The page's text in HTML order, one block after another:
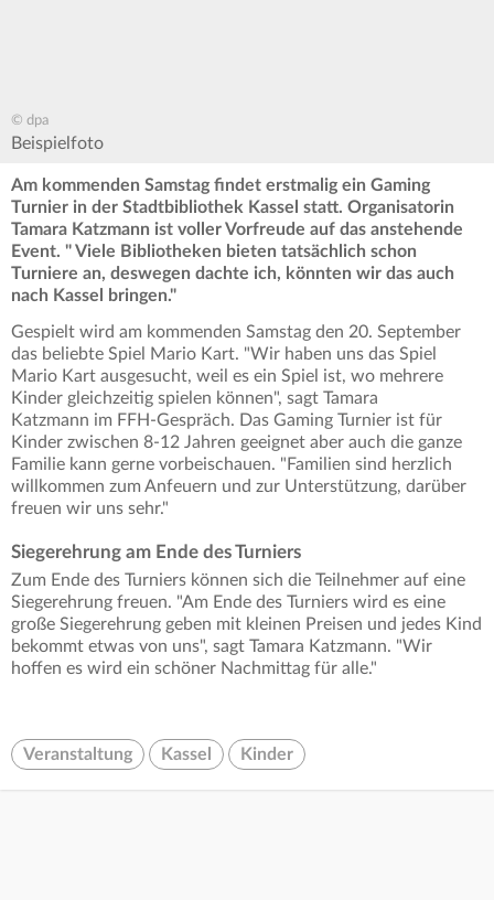
© dpa
Beispielfoto
Am kommenden Samstag findet erstmalig ein Gaming
Turnier in der Stadtbibliothek Kassel statt. Organisatorin
Tamara Katzmann ist voller Vorfreude auf das anstehende
Event. " Viele Bibliotheken bieten tatsächlich schon
Turniere an, deswegen dachte ich, könnten wir das auch
nach Kassel bringen."
Gespielt wird am kommenden Samstag den 20. September
das beliebte Spiel Mario Kart. "Wir haben uns das Spiel
Mario Kart ausgesucht, weil es ein Spiel ist, wo mehrere
Kinder gleichzeitig spielen können", sagt Tamara
Katzmann im FFH-Gespräch. Das Gaming Turnier ist für
Kinder zwischen 8-12 Jahren geeignet aber auch die ganze
Familie kann gerne vorbeischauen. "Familien sind herzlich
willkommen zum Anfeuern und zur Unterstützung, darüber
freuen wir uns sehr."
Siegerehrung am Ende des Turniers
Zum Ende des Turniers können sich die Teilnehmer auf eine
Siegerehrung freuen. "Am Ende des Turniers wird es eine
große Siegerehrung geben mit kleinen Preisen und jedes Kind
bekommt etwas von uns", sagt Tamara Katzmann. "Wir
hoffen es wird ein schöner Nachmittag für alle."
Veranstaltung Kassel Kinder